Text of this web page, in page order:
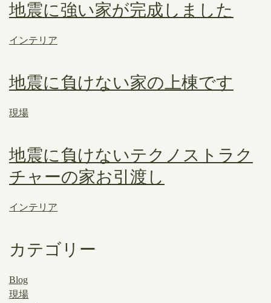
地震に強い家が完成しました
インテリア
地震に負けない家の上棟です
現場
地震に負けないテクノストラク
チャーの家お引渡し
インテリア
カテゴリー
Blog
現場